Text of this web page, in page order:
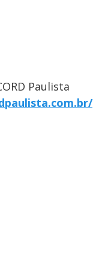
Paulista